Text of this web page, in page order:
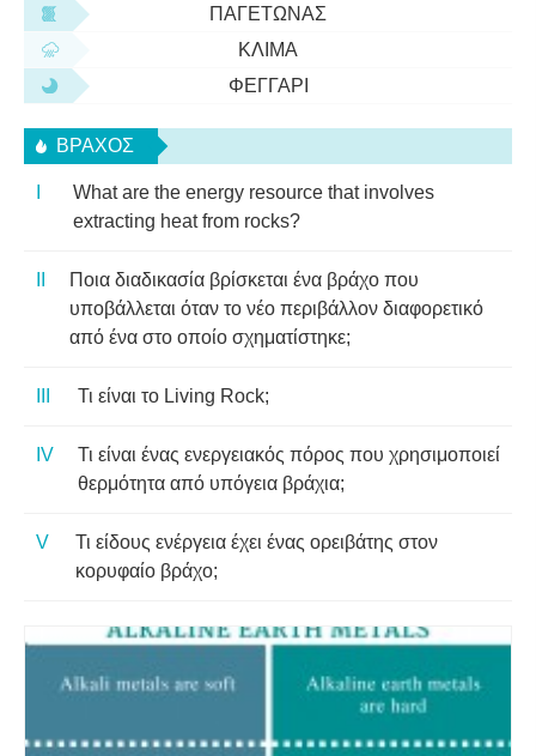
ΠΑΓΕΤΏΝΑΣ
ΚΛΊΜΑ
ΦΕΓΓΆΡΙ
ΒΡΆΧΟΣ
What are the energy resource that involves
extracting heat from rocks?
Ποια διαδικασία βρίσκεται ένα βράχο που
υποβάλλεται όταν το νέο περιβάλλον διαφορετικό
από ένα στο οποίο σχηματίστηκε;
Τι είναι το Living Rock;
Τι είναι ένας ενεργειακός πόρος που χρησιμοποιεί
θερμότητα από υπόγεια βράχια;
Τι είδους ενέργεια έχει ένας ορειβάτης στον
κορυφαίο βράχο;